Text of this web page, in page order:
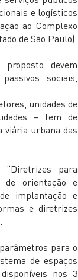
e logísticos
ao Complexo
de São Paulo).
devem
sociais,
unidades de
– tem de
viária urbana das
“Diretrizes para
de orientação e
implantação e
e diretrizes
para o
de espaços
nos 3